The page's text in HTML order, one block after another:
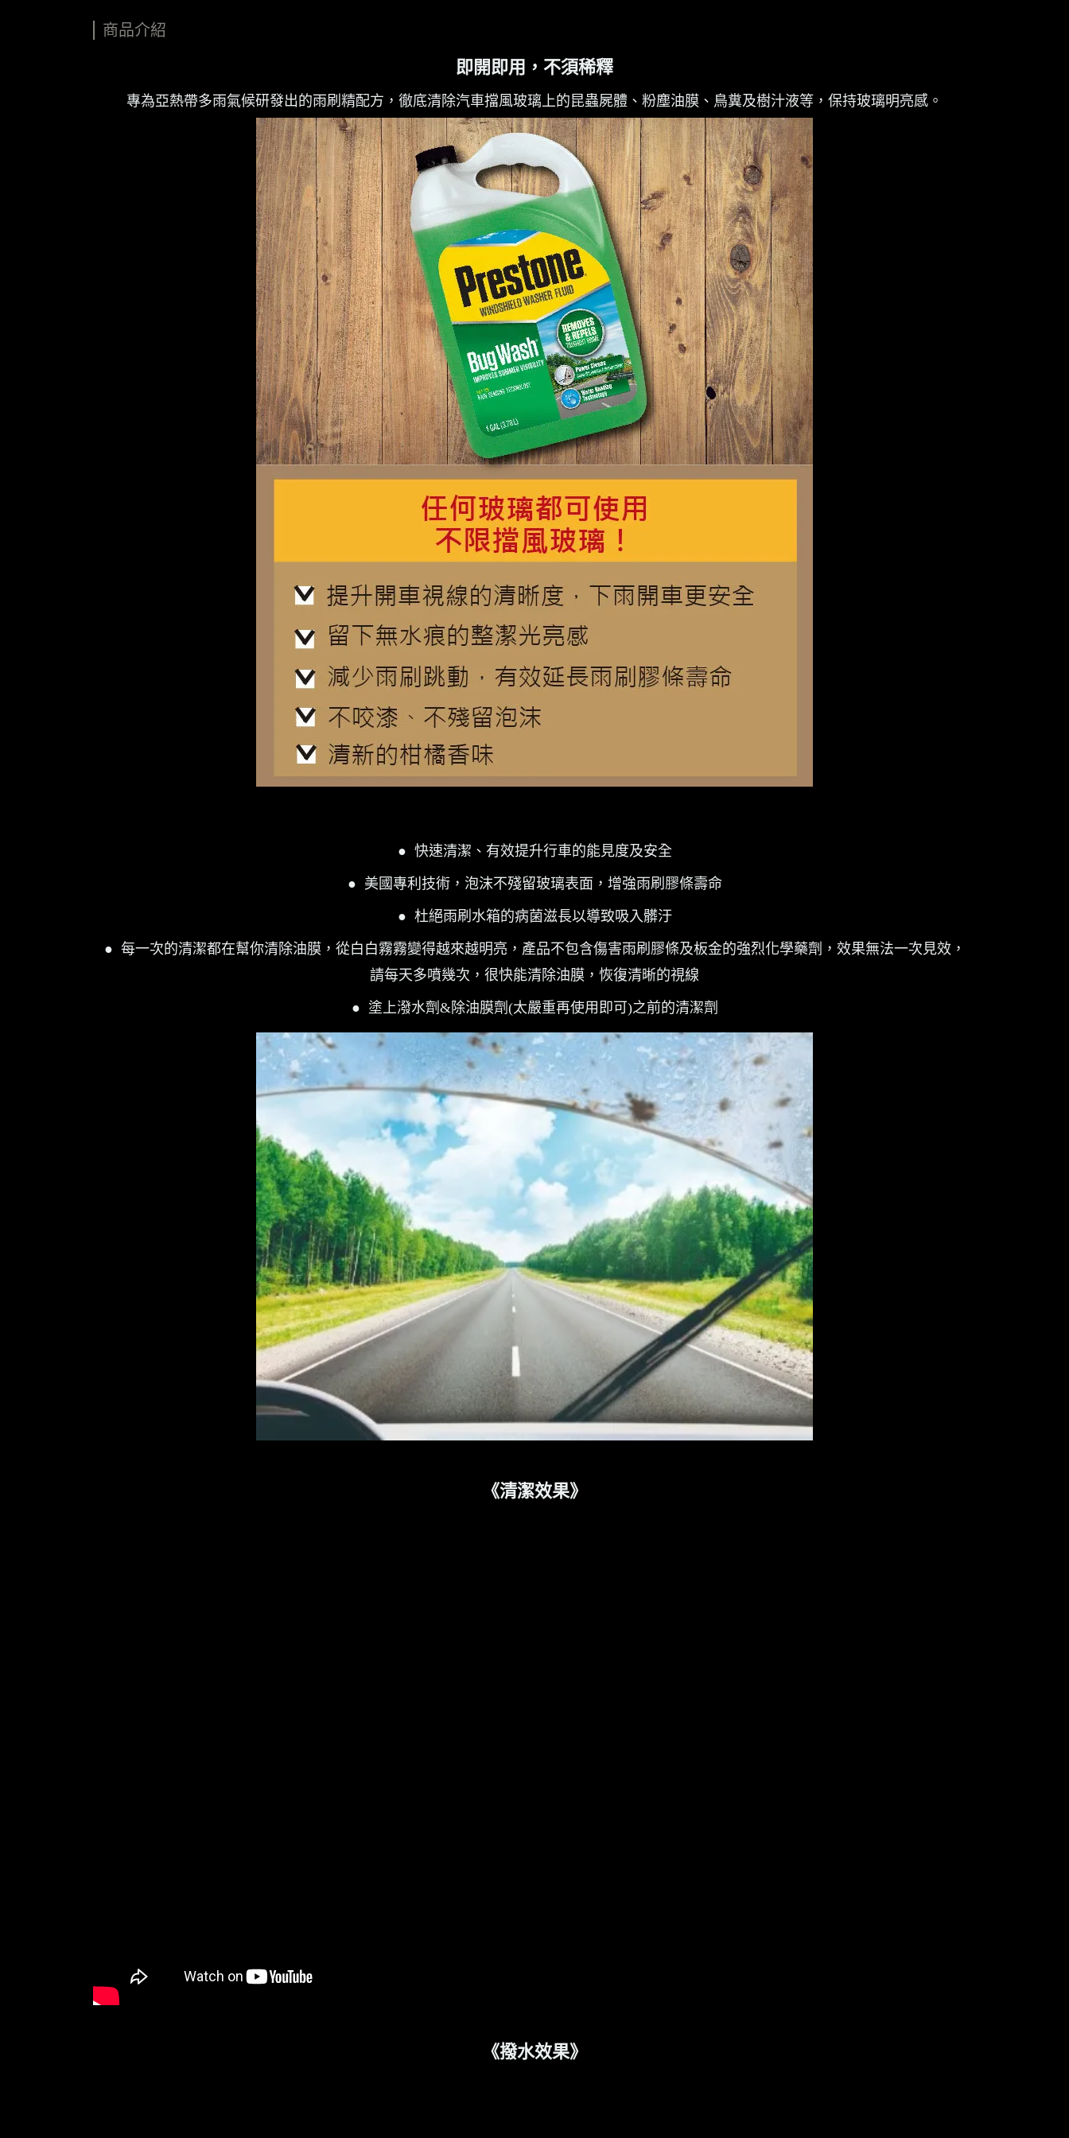
商品介紹
即開即用，不須稀釋
專為亞熱帶多雨氣候研發出的雨刷精配方，徹底清除汽車擋風玻璃上的昆蟲屍體、粉塵油膜、鳥糞及樹汁液等，保持玻璃明亮感。
● 快速清潔、有效提升行車的能見度及安全
● 美國專利技術，泡沫不殘留玻璃表面，增強雨刷膠條壽命
● 杜絕雨刷水箱的病菌滋長以導致吸入髒汙
● 每一次的清潔都在幫你清除油膜，從白白霧霧變得越來越明亮，產品不包含傷害雨刷膠條及板金的強烈化學藥劑，效果無法一次見效，
請每天多噴幾次，很快能清除油膜，恢復清晰的視線
● 塗上潑水劑&除油膜劑(太嚴重再使用即可)之前的清潔劑
《清潔效果》
《撥水效果》